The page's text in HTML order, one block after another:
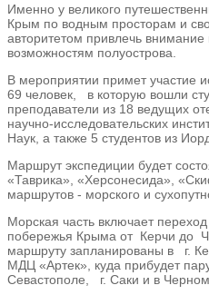
Именно у великого
Крым по водным просторам и
авторитетом привлечь внимание
возможностям полуострова.
В мероприятии примет участие
69 человек, в которую вошли
преподаватели из 18 ведущих
научно-исследовательских
Наук, а также 5 студентов из
Маршрут экспедиции будет
«Таврика», «Херсонесида»,
маршрутов - морского и
Морская часть включает
побережья Крыма от Керчи до
маршруту запланированы в г.
МДЦ «Артек», куда прибудет
Севастополе, г. Саки и в